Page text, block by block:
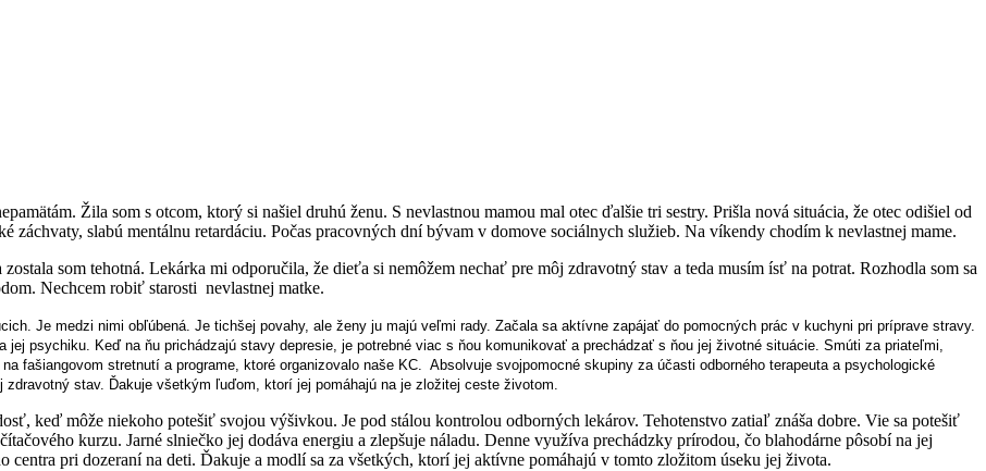
Žila som s otcom, ktorý si našiel druhú ženu. S nevlastnou mamou mal otec ďalšie tri sestry. Prišla nová situácia, že otec odišiel od
záchvaty, slabú mentálnu retardáciu. Počas pracovných dní bývam v domove sociálnych služieb. Na víkendy chodím k nevlastnej mame.
som tehotná. Lekárka mi odporučila, že dieťa si nemôžem nechať pre môj zdravotný stav a teda musím ísť na potrat. Rozhodla som sa
Nechcem robiť starosti nevlastnej matke.
Je medzi nimi obľúbená. Je tichšej povahy, ale ženy ju majú veľmi rady. Začala sa aktívne zapájať do pomocných prác v kuchyni pri príprave stravy.
psychiku. Keď na ňu prichádzajú stavy depresie, je potrebné viac s ňou komunikovať a prechádzať s ňou jej životné situácie. Smúti za priateľmi,
fašiangovom stretnutí a programe, ktoré organizovalo naše KC. Absolvuje svojpomocné skupiny za účasti odborného terapeuta a psychologické
stav. Ďakuje všetkým ľuďom, ktorí jej pomáhajú na je zložitej ceste životom.
keď môže niekoho potešiť svojou výšivkou. Je pod stálou kontrolou odborných lekárov. Tehotenstvo zatiaľ znáša dobre. Vie sa potešiť
kurzu. Jarné slniečko jej dodáva energiu a zlepšuje náladu. Denne využíva prechádzky prírodou, čo blahodárne pôsobí na jej
centra pri dozeraní na deti. Ďakuje a modlí sa za všetkých, ktorí jej aktívne pomáhajú v tomto zložitom úseku jej života.